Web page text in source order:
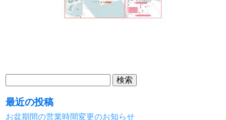
検
索:
最近の投稿
お盆期間の営業時間変更のお知らせ